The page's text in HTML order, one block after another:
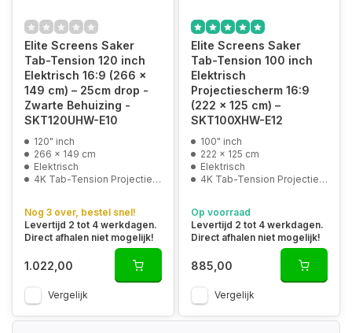
Elite Screens Saker
Tab-Tension 120 inch
Elektrisch 16:9 (266 x
149 cm) – 25cm drop -
Zwarte Behuizing -
SKT120UHW-E10
120" inch
266 x 149 cm
Elektrisch
4K Tab-Tension Projectiedoek
Nog 3 over, bestel snel!
Levertijd 2 tot 4 werkdagen.
Direct afhalen niet mogelijk!
1.022,00
Vergelijk
Elite Screens Saker
Tab-Tension 100 inch
Elektrisch
Projectiescherm 16:9
(222 x 125 cm) –
SKT100XHW-E12
100" inch
222 x 125 cm
Elektrisch
4K Tab-Tension Projectiedoek
Op voorraad
Levertijd 2 tot 4 werkdagen.
Direct afhalen niet mogelijk!
885,00
Vergelijk